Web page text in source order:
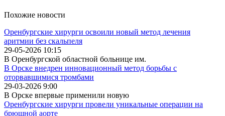
Похожие новости
Оренбургские хирурги освоили новый метод лечения
аритмии без скальпеля
29-05-2026 10:15
В Оренбургской областной больнице им.
В Орске внедрен инновационный метод борьбы с
оторвавшимися тромбами
29-03-2026 9:00
В Орске впервые применили новую
Оренбургские хирурги провели уникальные операции на
брюшной аорте